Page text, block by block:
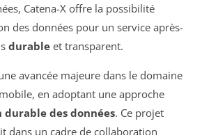
Catena-X offre la possibilité
des données pour un service après-
durable et transparent.
avancée majeure dans le domaine
en adoptant une approche
durable des données. Ce projet
dans un cadre de collaboration